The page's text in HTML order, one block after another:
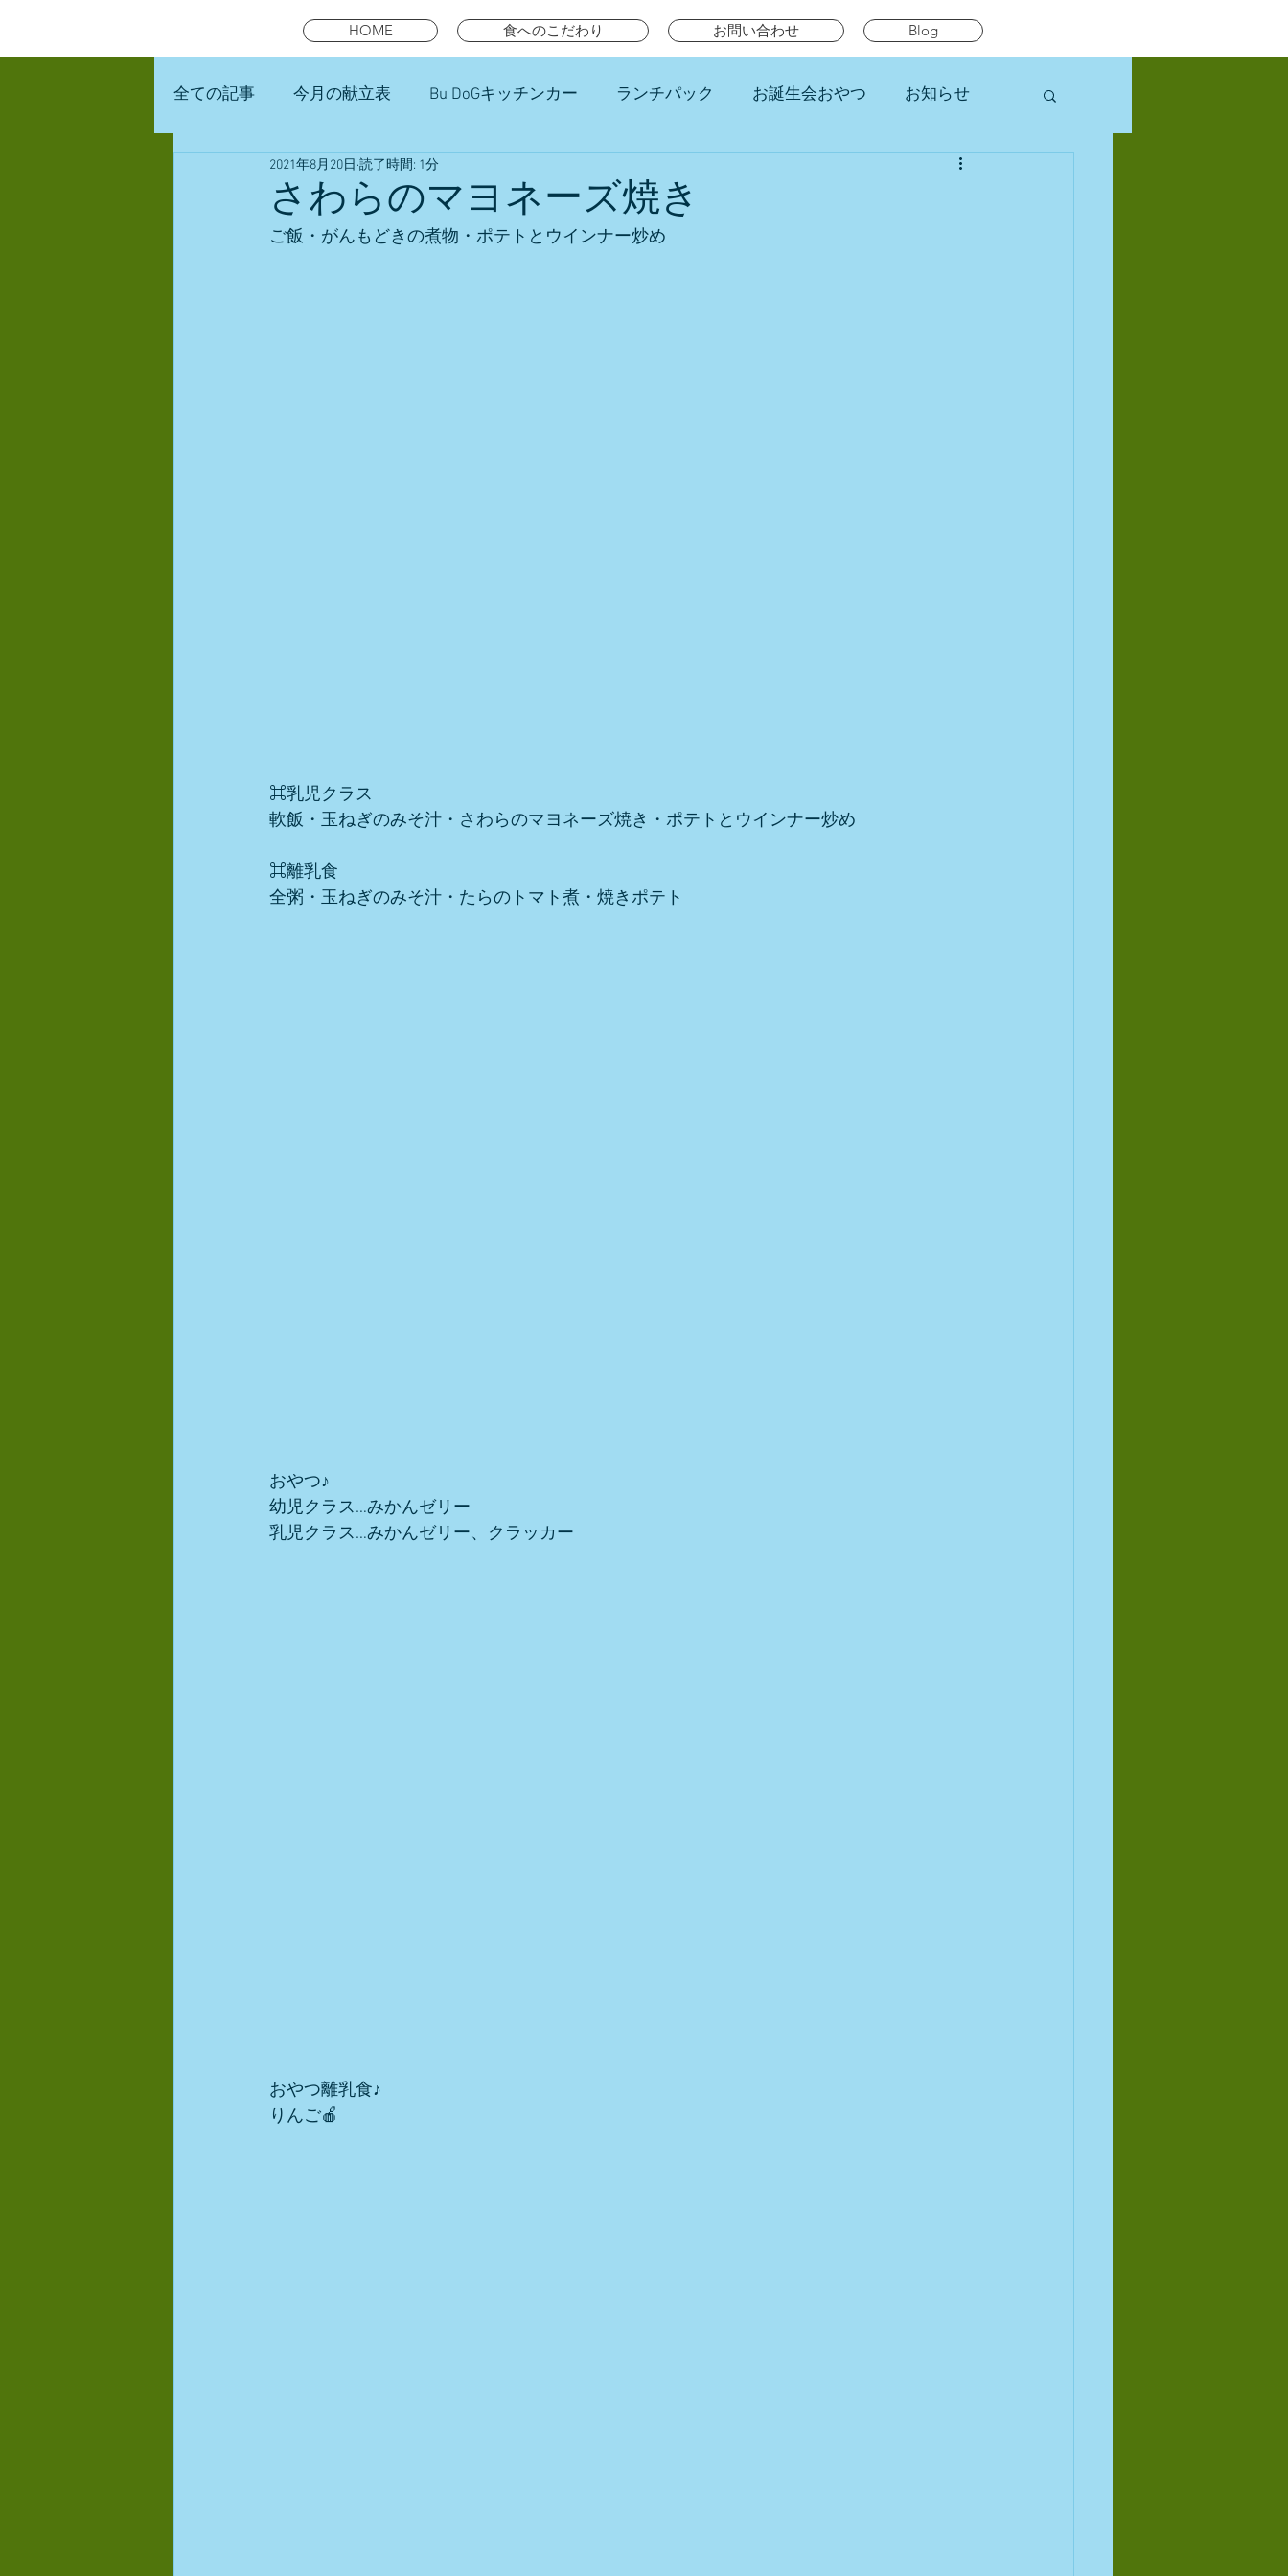
HOME 食へのこだわり お問い合わせ Blog
全ての記事 今月の献立表 Bu DoGキッチンカー ランチパック お誕生会おやつ お知らせ
未就園児スマイルキッズランチ
さわらのマヨネーズ焼き
2021年8月20日 読了時間: 1分
ご飯・がんもどきの煮物・ポテトとウインナー炒め
⌘乳児クラス
軟飯・玉ねぎのみそ汁・さわらのマヨネーズ焼き・ポテトとウインナー炒め
⌘離乳食
全粥・玉ねぎのみそ汁・たらのトマト煮・焼きポテト
おやつ♪
幼児クラス…みかんゼリー
乳児クラス…みかんゼリー、クラッカー
おやつ離乳食♪
りんご🍎